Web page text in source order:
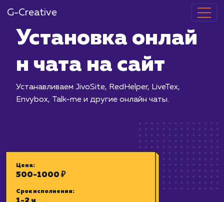
G-Creative
Установка
н чата на